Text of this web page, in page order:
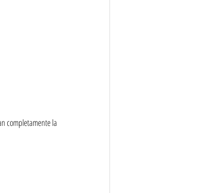
completamente la